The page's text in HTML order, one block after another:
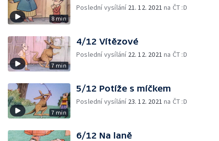
8 min
Poslední vysílání 21. 12. 2021 na ČT :D
7 min
4/12 Vítězové
Poslední vysílání 22. 12. 2021 na ČT :D
7 min
5/12 Potíže s míčkem
Poslední vysílání 23. 12. 2021 na ČT :D
6/12 Na laně